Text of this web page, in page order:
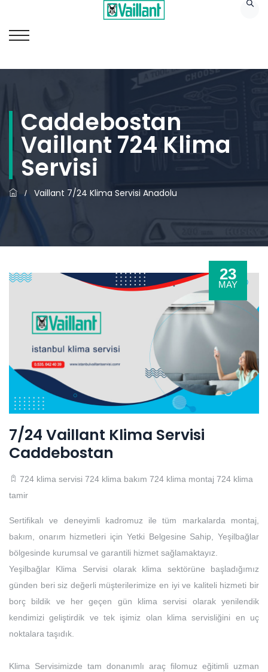
Caddebostan
Vaillant 724 Klima
Servisi
/ Vaillant 7/24 Klima Servisi Anadolu
23
MAY
7/24 Vaillant Klima Servisi
Caddebostan
724 klima servisi 724 klima bakım 724 klima montaj 724 klima
tamir
Sertifikalı ve deneyimli kadromuz ile tüm markalarda montaj,
bakım, onarım hizmetleri için Yetki Belgesine Sahip, Yeşilbağlar
bölgesinde kurumsal ve garantili hizmet sağlamaktayız.
Yeşilbağlar Klima Servisi olarak klima sektörüne başladığımız
günden beri siz değerli müşterilerimize en iyi ve kaliteli hizmeti bir
borç bildik ve her geçen gün klima servisi olarak yenilendik
kendimizi geliştirdik ve tek işimiz olan klima servisliğini en uç
noktalara taşıdık.
Klima Servisimizde tam donanımlı araç filomuz eğitimli uzman